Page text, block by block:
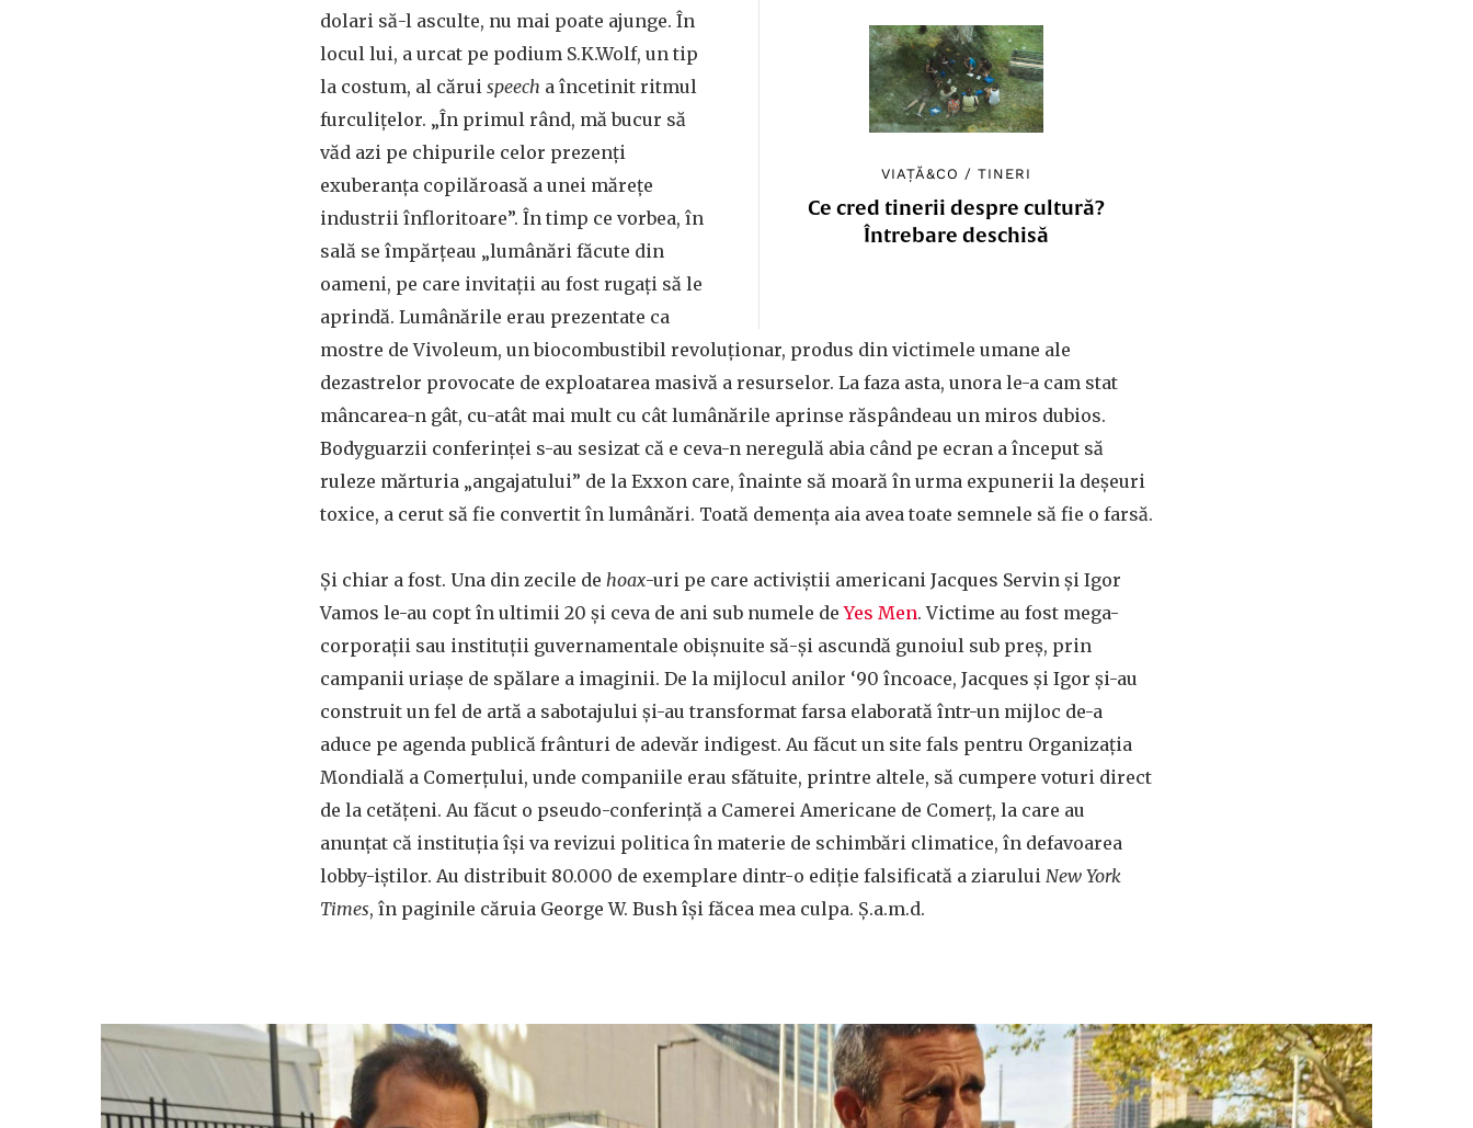
VIAȚĂ&CO /TINERI
Ce cred tinerii despre cultură?
Întrebare deschisă
dolari să-l asculte, nu mai poate ajunge. În
locul lui, a urcat pe podium S.K.Wolf, un tip
la costum, al cărui speech a încetinit ritmul
furculițelor. „În primul rând, mă bucur să
văd azi pe chipurile celor prezenți
exuberanța copilăroasă a unei mărețe
industrii înfloritoare”. În timp ce vorbea, în
sală se împărțeau „lumânări făcute din
oameni, pe care invitații au fost rugați să le
aprindă. Lumânările erau prezentate ca
mostre de Vivoleum, un biocombustibil revoluționar, produs din victimele umane ale
dezastrelor provocate de exploatarea masivă a resurselor. La faza asta, unora le-a cam stat
mâncarea-n gât, cu-atât mai mult cu cât lumânările aprinse răspândeau un miros dubios.
Bodyguarzii conferinței s-au sesizat că e ceva-n neregulă abia când pe ecran a început să
ruleze mărturia „angajatului” de la Exxon care, înainte să moară în urma expunerii la deșeuri
toxice, a cerut să fie convertit în lumânări. Toată demența aia avea toate semnele să fie o farsă.
Și chiar a fost. Una din zecile de hoax-uri pe care activiștii americani Jacques Servin și Igor
Vamos le-au copt în ultimii 20 și ceva de ani sub numele deYes Men. Victime au fost mega-
corporații sau instituții guvernamentale obișnuite să-și ascundă gunoiul sub preș, prin
campanii uriașe de spălare a imaginii. De la mijlocul anilor ‘90 încoace, Jacques și Igor și-au
construit un fel de artă a sabotajului și-au transformat farsa elaborată într-un mijloc de-a
aduce pe agenda publică frânturi de adevăr indigest. Au făcut un site fals pentru Organizația
Mondială a Comerțului, unde companiile erau sfătuite, printre altele, să cumpere voturi direct
de la cetățeni. Au făcut o pseudo-conferință a Camerei Americane de Comerț, la care au
anunțat că instituția își va revizui politica în materie de schimbări climatice, în defavoarea
lobby-iștilor. Au distribuit 80.000 de exemplare dintr-o ediție falsificată a ziarului New York
Times, în paginile căruia George W. Bush își făcea mea culpa. Ș.a.m.d.